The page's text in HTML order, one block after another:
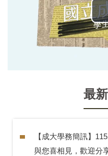
最
【成大學務簡訊】
與您喜相見，歡迎分